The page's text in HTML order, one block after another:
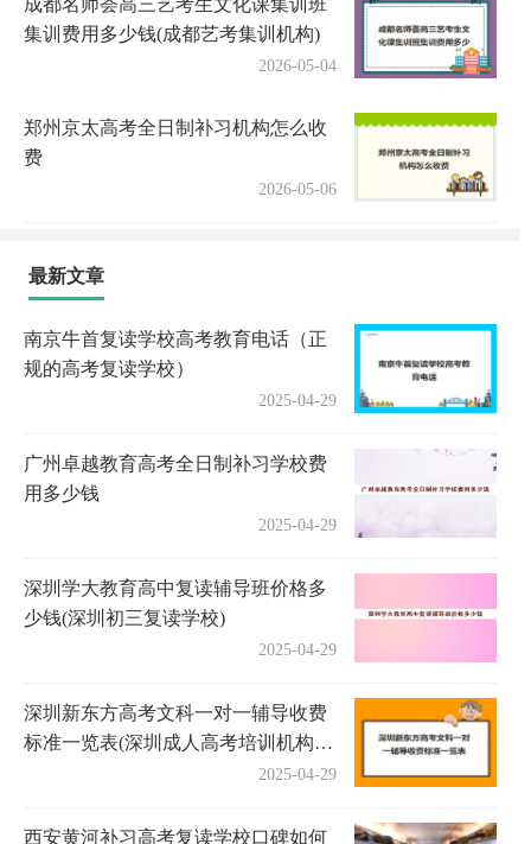
集训费用多少钱(成都艺考集训机构)
2026-05-04
郑州京太高考全日制补习机构怎么收
费
2026-05-06
最新文章
南京牛首复读学校高考教育电话（正
规的高考复读学校）
2025-04-29
广州卓越教育高考全日制补习学校费
用多少钱
2025-04-29
深圳学大教育高中复读辅导班价格多
少钱(深圳初三复读学校)
2025-04-29
深圳新东方高考文科一对一辅导收费
标准一览表(深圳成人高考培训机构有
2025-04-29
西安黄河补习高考复读学校口碑如何